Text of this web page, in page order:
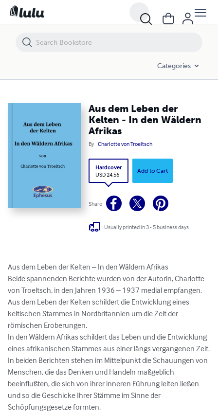
Categories
Aus dem Leben der
Kelten - In den Wäldern
Afrikas
By Charlotte von Troeltsch
Hardcover
USD 24.56
Add to Cart
Share
Usually printed in 3 - 5 business days
Aus dem Leben der Kelten – In den Wäldern Afrikas
Beide spannenden Berichte wurden von der Autorin, Charlotte
von Troeltsch, in den Jahren 1936 – 1937 medial empfangen.
Aus dem Leben der Kelten schildert die Entwicklung eines
keltischen Stammes in Nordbritannien um die Zeit der
römischen Eroberungen.
In den Wäldern Afrikas schildert das Leben und die Entwicklung
eines afrikanischen Stammes aus einer längs vergangenen Zeit.
In beiden Berichten stehen im Mittelpunkt die Schauungen von
Menschen, die das Denken und Handeln maßgeblich
beeinflußten, die sich von ihrer inneren Führung leiten ließen
und so die Geschicke Ihrer Stämme im Sinne der
Schöpfungsgesetze formten.
Aus dem Leben der Kelten - In den Wäldern Afrikas